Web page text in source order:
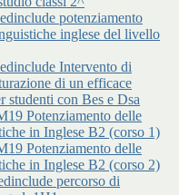
potenziamento
inglese del livello
Intervento di
di un efficace
studenti con Bes e Dsa
Potenziamento delle
in Inglese B2 (corso 1)
Potenziamento delle
in Inglese B2 (corso 2)
percorso di